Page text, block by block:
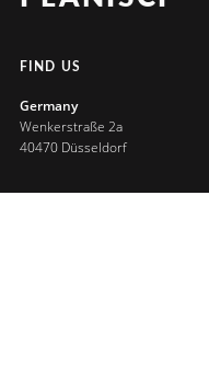
FIND US
Germany
Wenkerstraße 2a
40470 Düsseldorf